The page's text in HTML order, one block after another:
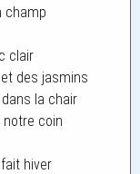
champ
clair
des jasmins
la chair
coin
hiver